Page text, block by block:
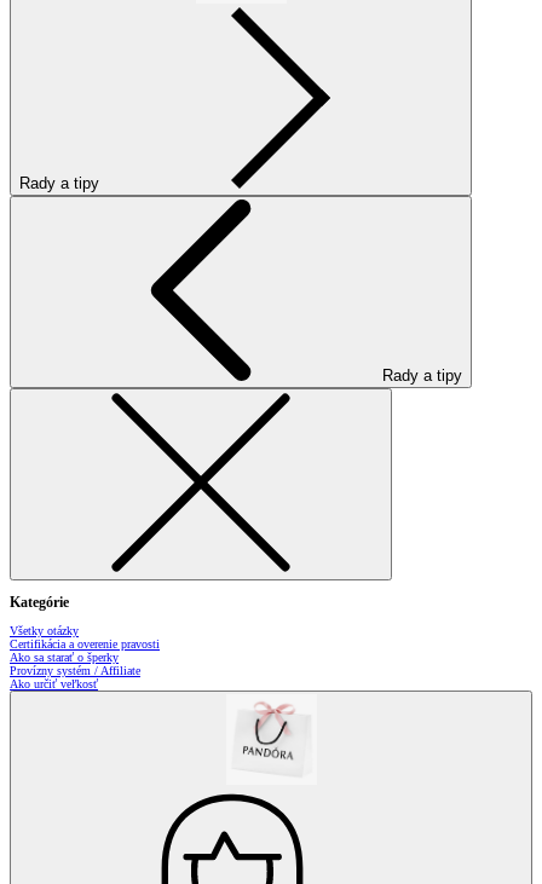
Rady a tipy
Rady a tipy
Kategórie
Všetky otázky
Certifikácia a overenie pravosti
Ako sa starať o šperky
Provízny systém / Affiliate
Ako určiť veľkosť